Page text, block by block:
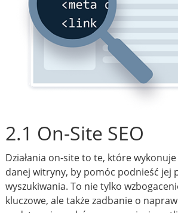
2.1 On-Site SEO
Działania on-site to te, które
danej witryny, by pomóc podnieść jej
wyszukiwania. To nie tylko
kluczowe, ale także zadbanie o